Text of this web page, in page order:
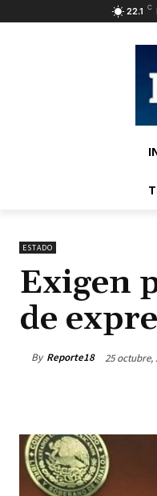
22.1 C
ESTADO
Exigen
de
By Reporte18 25 octubre,